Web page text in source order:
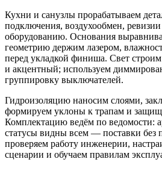
Кухни и санузлы прорабатываем
подключения, воздухообмен,
оборудованию. Основания
геометрию держим лазером,
перед укладкой финиша. Свет
и акцентный; используем
группировку выключателей.
Гидроизоляцию наносим слоями,
формируем уклоны к трапам и
Комплектацию ведём по ведомости:
статусы видны всем — поставки без
проверяем работу инженерии,
сценарии и обучаем правилам